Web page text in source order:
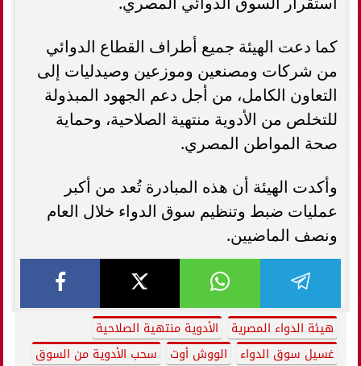
كما دعت الهيئة جميع أطراف القطاع الدوائي
من شركات ومصنعين وموزعين وصيدليات إلى
التعاون الكامل، من أجل دعم الجهود المبذولة
للتخلص من الأدوية منتهية الصلاحية، وحماية
صحة المواطن المصري.
وأكدت الهيئة أن هذه المبادرة تُعد من أكبر
عمليات ضبط وتنظيم سوق الدواء خلال العام
ونصف الماضيين.
هيئة الدواء المصرية
الأدوية منتهية الصلاحية
غسيل سوق الدواء
الووش أوت
سحب الأدوية من السوق